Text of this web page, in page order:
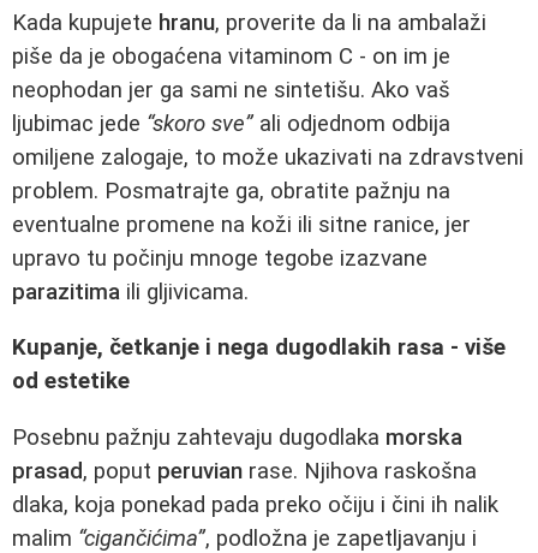
Kada kupujete hranu, proverite da li na ambalaži
piše da je obogaćena vitaminom C - on im je
neophodan jer ga sami ne sintetišu. Ako vaš
ljubimac jede “skoro sve”ali odjednom odbija
omiljene zalogaje, to može ukazivati na zdravstveni
problem. Posmatrajte ga, obratite pažnju na
eventualne promene na koži ili sitne ranice, jer
upravo tu počinju mnoge tegobe izazvane
parazitima ili gljivicama.
Kupanje, četkanje i nega dugodlakih rasa - više
od estetike
Posebnu pažnju zahtevaju dugodlaka morska
prasad, poput peruvian rase. Njihova raskošna
dlaka, koja ponekad pada preko očiju i čini ih nalik
malim “cigančićima”, podložna je zapetljavanju i